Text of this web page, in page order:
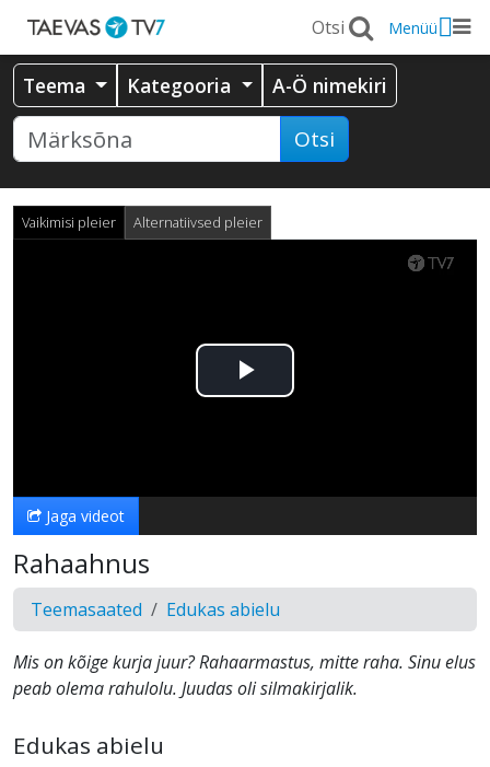
Menüü
Teema Kategooria A-Ö nimekiri
Otsi
Vaikimisi pleier Alternatiivsed pleier
Esita
Jaga videot
Rahaahnus
Teemasaated Edukas abielu
Mis on kõige kurja juur? Rahaarmastus, mitte raha. Sinu elus
peab olema rahulolu. Juudas oli silmakirjalik.
Edukas abielu